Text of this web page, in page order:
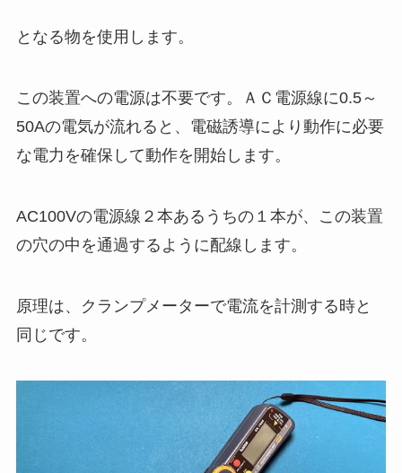
となる物を使用します。
この装置への電源は不要です。ＡＣ電源線に0.5～
50Aの電気が流れると、電磁誘導により動作に必要
な電力を確保して動作を開始します。
AC100Vの電源線２本あるうちの１本が、この装置
の穴の中を通過するように配線します。
原理は、クランプメーターで電流を計測する時と
同じです。